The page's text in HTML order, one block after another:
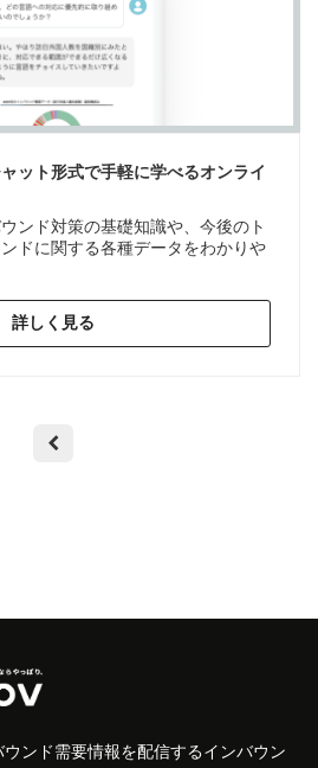
ット形式で手軽に学べるオンライ
ンド対策の基礎知識や、今後のト
ドに関する各種データをわかりや
詳しく見る
ンド需要情報を配信するインバウン